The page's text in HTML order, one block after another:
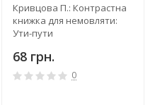
Кривцова П.: Контрастна
книжка для немовляти:
Ути-пути
68 грн.
0